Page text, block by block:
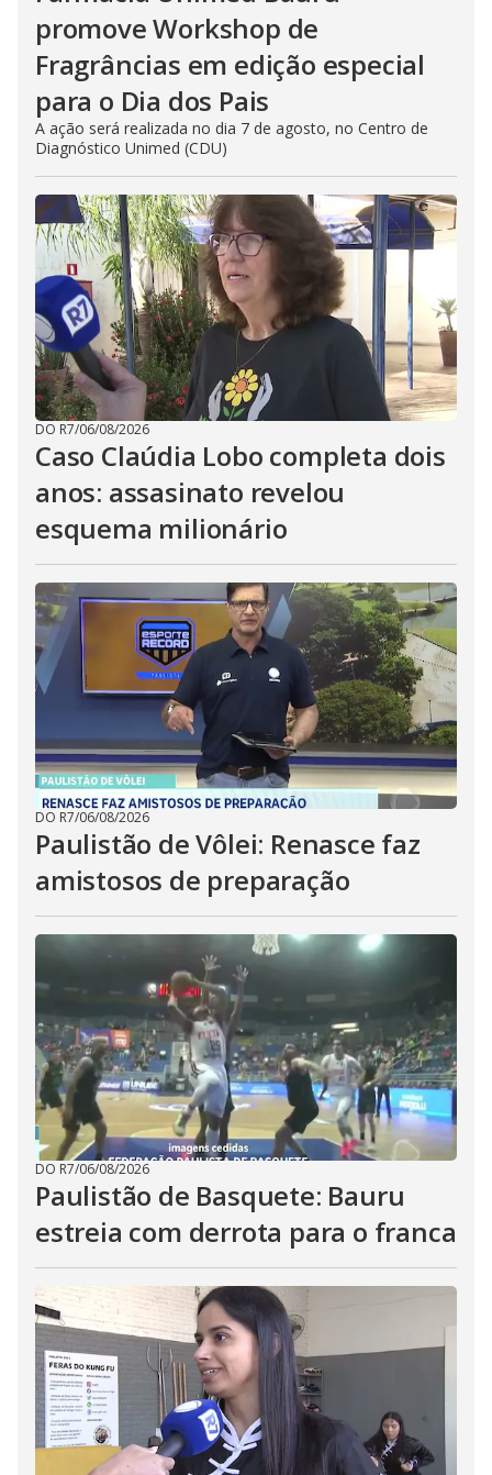
promove Workshop de
Fragrâncias em edição especial
para o Dia dos Pais
A ação será realizada no dia 7 de agosto, no Centro de
Diagnóstico Unimed (CDU)
DO R7/06/08/2026
Caso Claúdia Lobo completa dois
anos: assasinato revelou
esquema milionário
DO R7/06/08/2026
Paulistão de Vôlei: Renasce faz
amistosos de preparação
DO R7/06/08/2026
Paulistão de Basquete: Bauru
estreia com derrota para o franca